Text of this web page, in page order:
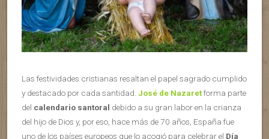
Las festividades cristianas resaltan el papel sagrado cumplido
y destacado por cada santidad. José de Nazaretforma parte
del calendario santoral debido a su gran labor en la crianza
del hijo de Dios y, por eso, hace más de 70 años, España fue
uno de los países europeos que lo acogió para celebrar el Día